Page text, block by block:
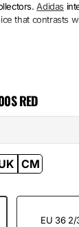
RED
CM
EU 36 2/
Adidas
that contrasts
this pair for